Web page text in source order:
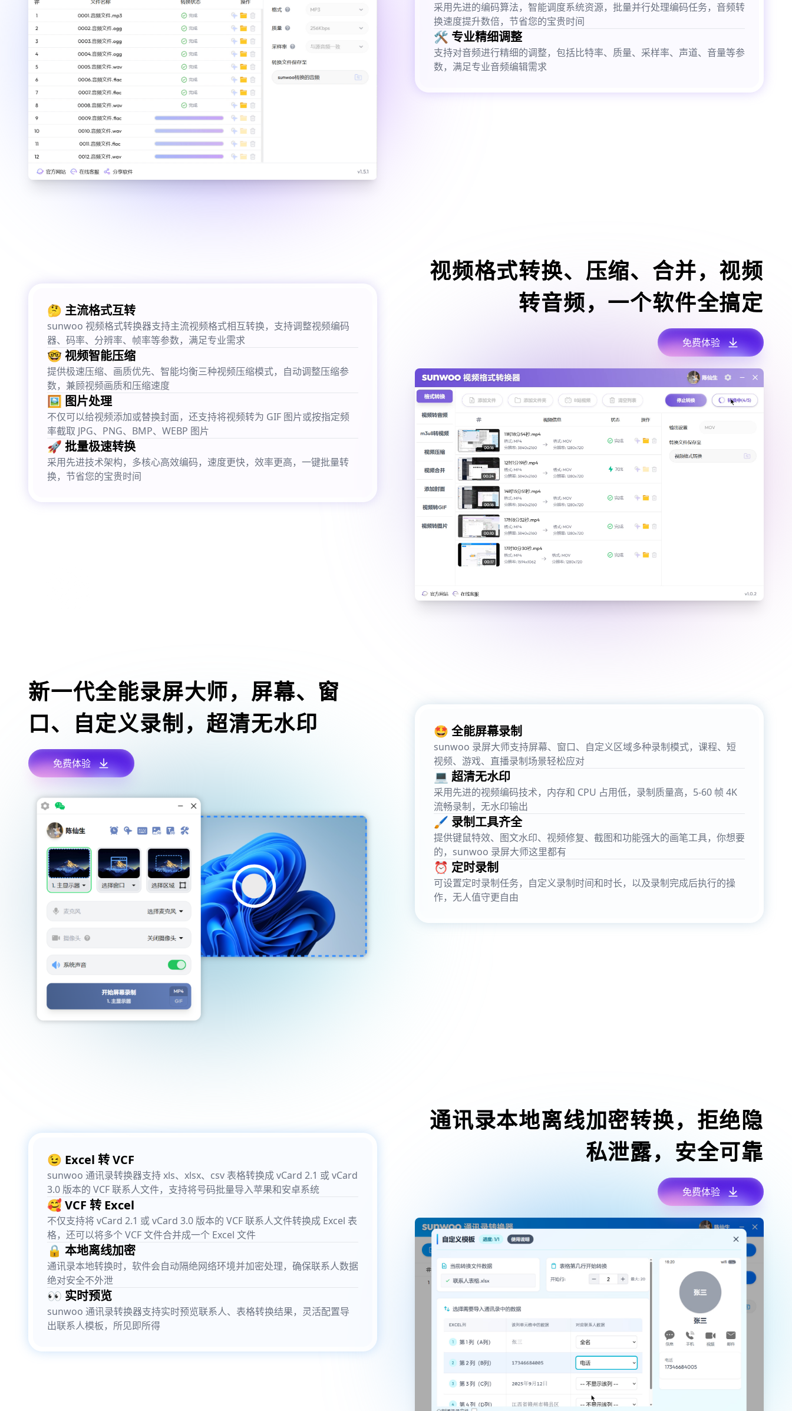
采用先进的编码算法，智能调度系统资源，批量并行处理编码任务，音频转
换速度提升数倍，节省您的宝贵时间
🛠️ 专业精细调整
支持对音频进行精细的调整，包括比特率、质量、采样率、声道、音量等参
数，满足专业音频编辑需求
视频格式转换、压缩、合并，视频
转音频，一个软件全搞定
免费体验
🤔 主流格式互转
sunwoo 视频格式转换器支持主流视频格式相互转换，支持调整视频编码
器、码率、分辨率、帧率等参数，满足专业需求
🤓 视频智能压缩
提供极速压缩、画质优先、智能均衡三种视频压缩模式，自动调整压缩参
数，兼顾视频画质和压缩速度
🖼️ 图片处理
不仅可以给视频添加或替换封面，还支持将视频转为 GIF 图片或按指定频
率截取 JPG、PNG、BMP、WEBP 图片
🚀 批量极速转换
采用先进技术架构，多核心高效编码，速度更快，效率更高，一键批量转
换，节省您的宝贵时间
新一代全能录屏大师，屏幕、窗
口、自定义录制，超清无水印
免费体验
🤩 全能屏幕录制
sunwoo 录屏大师支持屏幕、窗口、自定义区域多种录制模式，课程、短
视频、游戏、直播录制场景轻松应对
💻 超清无水印
采用先进的视频编码技术，内存和 CPU 占用低，录制质量高，5-60 帧 4K
流畅录制，无水印输出
🖌️ 录制工具齐全
提供键鼠特效、图文水印、视频修复、截图和功能强大的画笔工具，你想要
的，sunwoo 录屏大师这里都有
⏰ 定时录制
可设置定时录制任务，自定义录制时间和时长，以及录制完成后执行的操
作，无人值守更自由
通讯录本地离线加密转换，拒绝隐
私泄露，安全可靠
免费体验
😉 Excel 转 VCF
sunwoo 通讯录转换器支持 xls、xlsx、csv 表格转换成 vCard 2.1 或 vCard
3.0 版本的 VCF 联系人文件，支持将号码批量导入苹果和安卓系统
🥰 VCF 转 Excel
不仅支持将 vCard 2.1 或 vCard 3.0 版本的 VCF 联系人文件转换成 Excel 表
格，还可以将多个 VCF 文件合并成一个 Excel 文件
🔒 本地离线加密
通讯录本地转换时，软件会自动隔绝网络环境并加密处理，确保联系人数据
绝对安全不外泄
👀 实时预览
sunwoo 通讯录转换器支持实时预览联系人、表格转换结果，灵活配置导
出联系人模板，所见即所得